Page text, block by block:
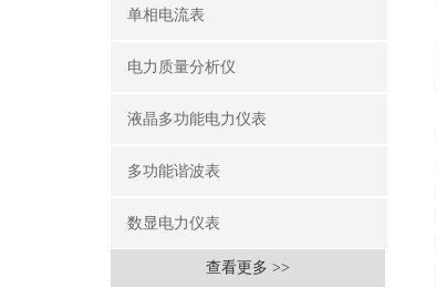
单相电流表
电力质量分析仪
液晶多功能电力仪表
多功能谐波表
数显电力仪表
查看更多 >>